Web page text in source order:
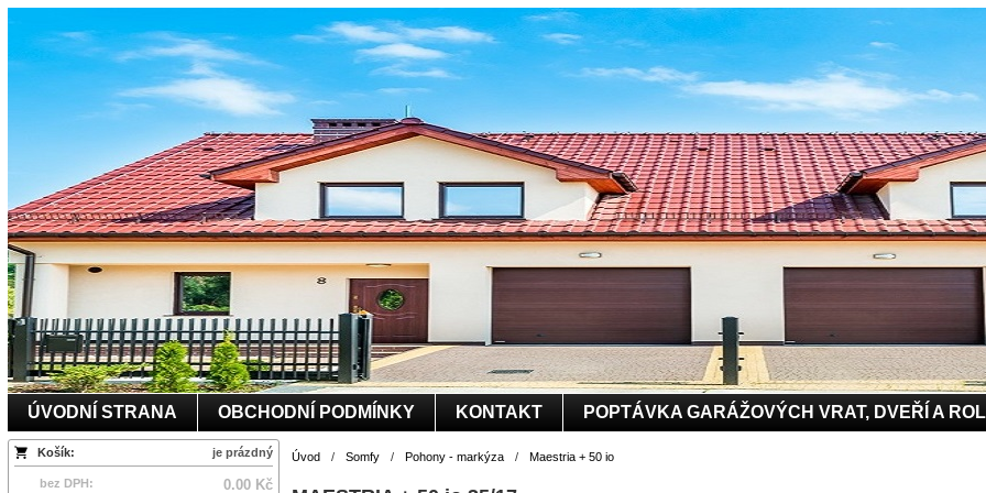
ÚVODNÍ STRANA OBCHODNÍ PODMÍNKY KONTAKT POPTÁVKA GARÁŽOVÝCH VRAT, DVEŘÍ A
Košík: je prázdný
bez DPH: 0.00 Kč
Úvod / Somfy / Pohony - markýza / Maestria + 50 io